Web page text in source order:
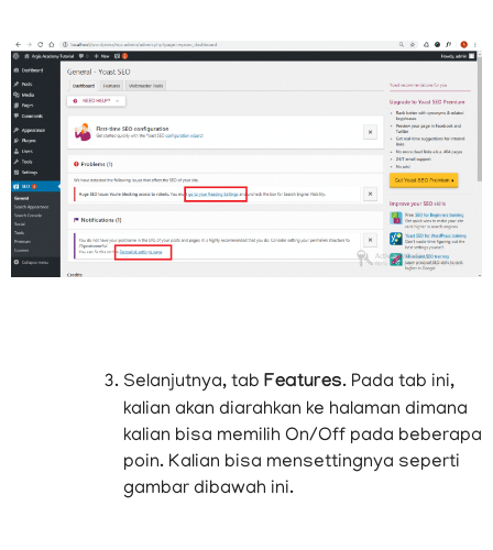
Selanjutnya, tab Features. Pada tab ini,
kalian akan diarahkan ke halaman dimana
kalian bisa memilih On/Off pada beberapa
poin. Kalian bisa mensettingnya seperti
gambar dibawah ini.